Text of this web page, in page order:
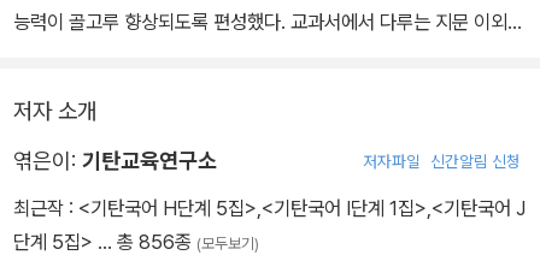
능력이 골고루 향상되도록 편성했다. 교과서에서 다루는 지문 이외의
저자 소개
엮은이: 기탄교육연구소 저자파일 신간알림 신청
최근작 : <기탄국어 H단계 5집>,<기탄국어 I단계 1집>,<기탄국어 J
단계 5집> … 총 856종 (모두보기)